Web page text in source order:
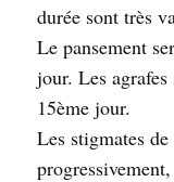
durée sont très
Le pansement
jour. Les
15ème jour.
Les stigmates